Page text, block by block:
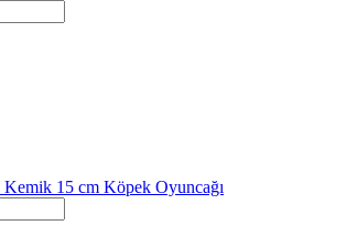
15 cm Köpek Oyuncağı